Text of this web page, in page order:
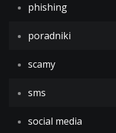
phishing
poradniki
scamy
sms
social media